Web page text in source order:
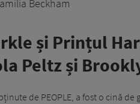
Beckham
și Prințul
Peltz și
de PEOPLE, a fost o cină de